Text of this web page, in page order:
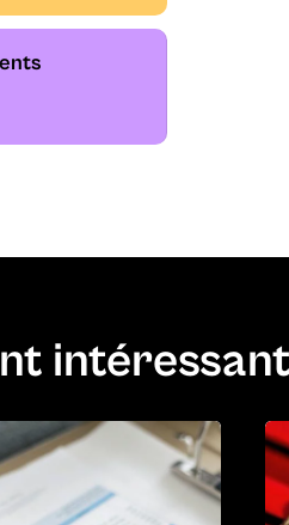
intéressant